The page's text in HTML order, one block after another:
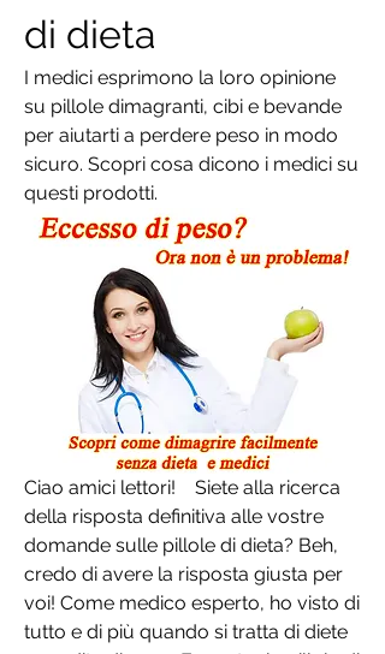
di dieta
I medici esprimono la loro opinione
su pillole dimagranti, cibi e bevande
per aiutarti a perdere peso in modo
sicuro. Scopri cosa dicono i medici su
questi prodotti.
Ciao amici lettori!    Siete alla ricerca
della risposta definitiva alle vostre
domande sulle pillole di dieta? Beh,
credo di avere la risposta giusta per
voi! Come medico esperto, ho visto di
tutto e di più quando si tratta di diete